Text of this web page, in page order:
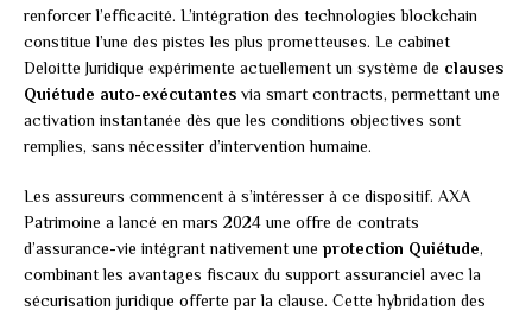
renforcer l’efficacité. L’intégration des technologies blockchain
constitue l’une des pistes les plus prometteuses. Le cabinet
Deloitte Juridique expérimente actuellement un système de clauses
Quiétude auto-exécutantes via smart contracts, permettant une
activation instantanée dès que les conditions objectives sont
remplies, sans nécessiter d’intervention humaine.
Les assureurs commencent à s’intéresser à ce dispositif. AXA
Patrimoine a lancé en mars 2024 une offre de contrats
d’assurance-vie intégrant nativement une protection Quiétude,
combinant les avantages fiscaux du support assuranciel avec la
sécurisation juridique offerte par la clause. Cette hybridation des